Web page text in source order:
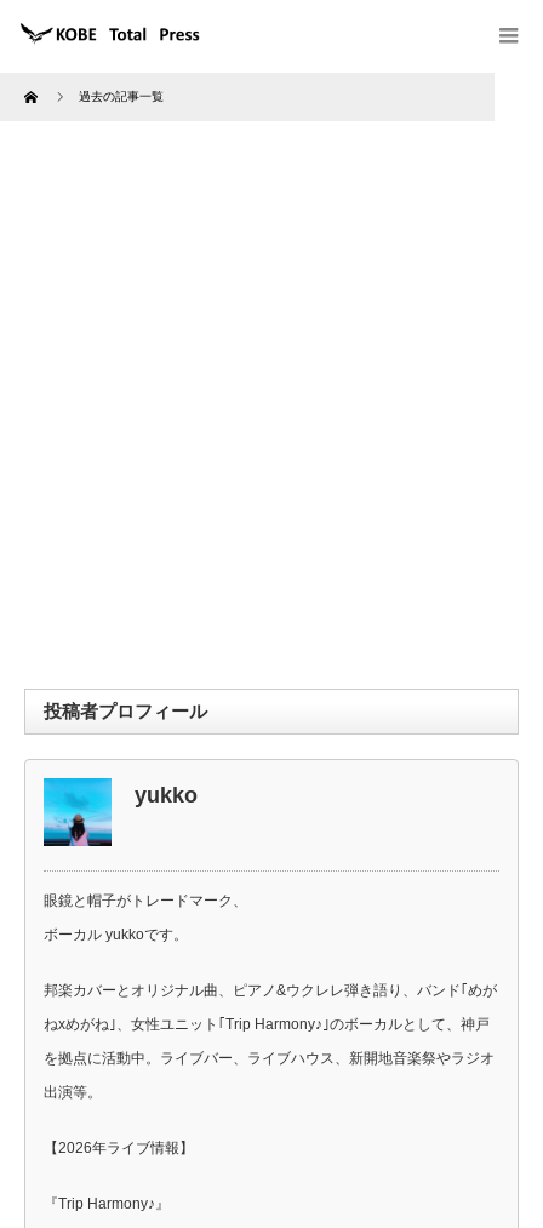
Home 過去の記事一覧
投稿者プロフィール
yukko
眼鏡と帽子がトレードマーク、
ボーカル yukkoです。
邦楽カバーとオリジナル曲、ピアノ&ウクレレ弾き語り、バンド｢めが
ねxめがね｣、女性ユニット｢Trip Harmony♪｣のボーカルとして、神戸
を拠点に活動中。ライブバー、ライブハウス、新開地音楽祭やラジオ
出演等。
【2026年ライブ情報】
『Trip Harmony♪』